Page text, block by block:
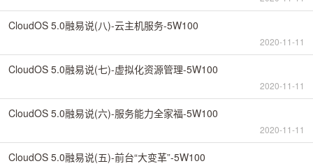
CloudOS 5.0融易说(八)-云主机服务-5W100
2020-11-11
CloudOS 5.0融易说(七)-虚拟化资源管理-5W100
2020-11-11
CloudOS 5.0融易说(六)-服务能力全家福-5W100
2020-11-11
CloudOS 5.0融易说(五)-前台“大变革”-5W100